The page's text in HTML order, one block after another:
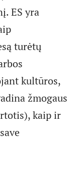
ES yra
turėtų
kultūros,
žmogaus
kaip ir